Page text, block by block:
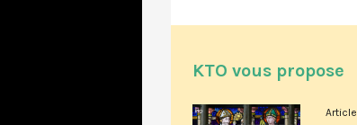
KTO vous propose
Article